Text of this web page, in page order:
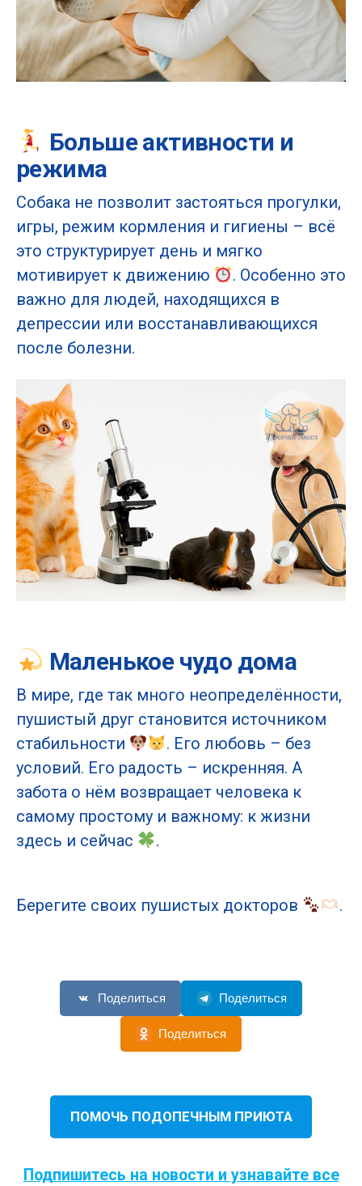
Больше активности и
режима
Собака не позволит застояться прогулки,
игры, режим кормления и гигиены – всё
это структурирует день и мягко
мотивирует к движению
. Особенно это
важно для людей, находящихся в
депрессии или восстанавливающихся
после болезни.
Маленькое чудо дома
В мире, где так много неопределённости,
пушистый друг становится источником
стабильности
. Его любовь – без
условий. Его радость – искренняя. А
забота о нём возвращает человека к
самому простому и важному: к жизни
здесь и сейчас
.
Берегите своих пушистых докторов .
Поделиться Поделиться
Поделиться
ПОМОЧЬ ПОДОПЕЧНЫМ ПРИЮТА
Подпишитесь на новости и узнавайте все